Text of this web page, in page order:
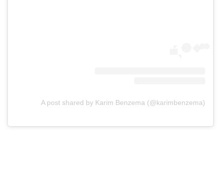
A post shared by Karim Benzema (@karimbenzema)